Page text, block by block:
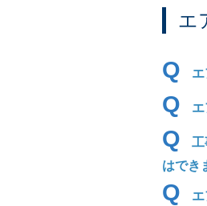
エ
Q
Q
Q
工
はでき
Q